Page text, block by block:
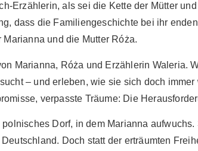
Erzählerin, als sei die Kette der Mütter
dass die Familiengeschichte bei ihr
und die Mutter Róża.
Marianna, Róża und Erzählerin Waleria.
– und erleben, wie sie sich doch
verpasste Träume: Die
Dorf, in dem Marianna
Doch statt der erträumten